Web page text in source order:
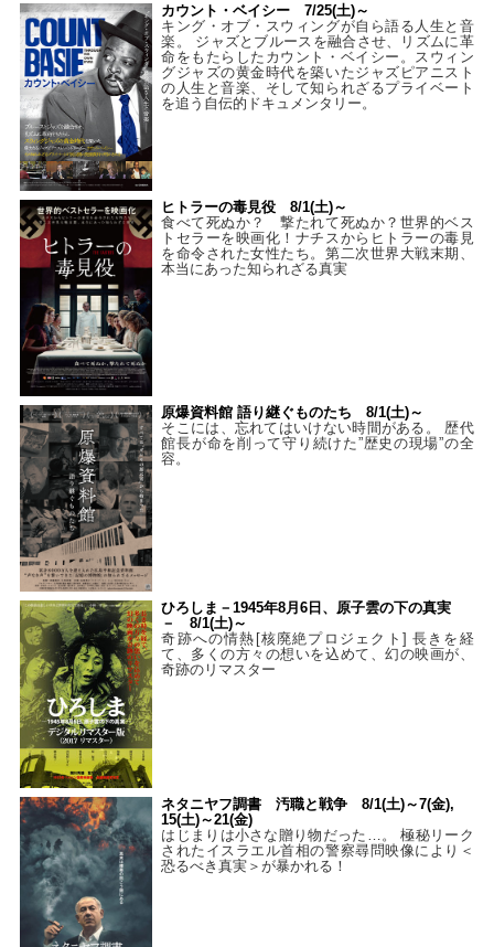
カウント・ベイシー 7/25(土)～
キング・オブ・スウィングが自ら語る人生と音
楽。 ジャズとブルースを融合させ、リズムに革
命をもたらしたカウント・ベイシー。スウィン
グジャズの黄金時代を築いたジャズピアニスト
の人生と音楽、そして知られざるプライベート
を追う自伝的ドキュメンタリー。
ヒトラーの毒見役 8/1(土)～
食べて死ぬか？ 撃たれて死ぬか？世界的ベス
トセラーを映画化！ナチスからヒトラーの毒見
を命令された女性たち。第二次世界大戦末期、
本当にあった知られざる真実
原爆資料館 語り継ぐものたち 8/1(土)～
そこには、忘れてはいけない時間がある。 歴代
館長が命を削って守り続けた”歴史の現場”の全
容。
ひろしま－1945年8月6日、原子雲の下の真実
－ 8/1(土)～
奇跡への情熱[核廃絶プロジェクト] 長きを経
て、多くの方々の想いを込めて、幻の映画が、
奇跡のリマスター
ネタニヤフ調書 汚職と戦争 8/1(土)～7(金),
15(土)～21(金)
はじまりは小さな贈り物だった…。 極秘リーク
されたイスラエル首相の警察尋問映像により＜
恐るべき真実＞が暴かれる！